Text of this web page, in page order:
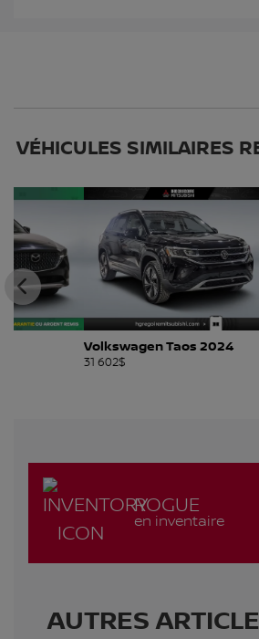
VÉHICULES SIMILAIRES
Volkswagen Taos 2024
Nissan
29 618$
ROGUE
en inventaire
AUTRES